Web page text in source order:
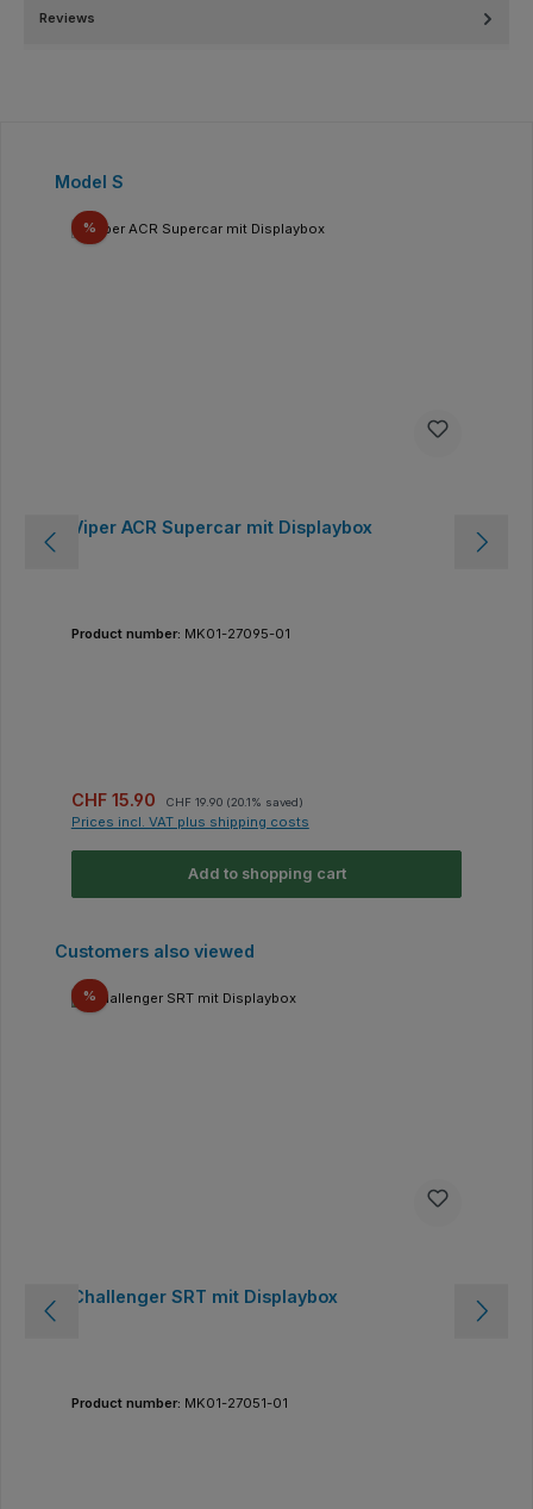
Reviews
Skip product gallery
Model S
%Discount
Viper ACR Supercar mit Displaybox
Product number: MK01-27095-01
Sale price:
CHF 15.90 CHF 19.90 (20.1% saved)
Prices incl. VAT plus shipping costs
Add to shopping cart
Skip product gallery
Customers also viewed
%Discount
Challenger SRT mit Displaybox
Product number: MK01-27051-01